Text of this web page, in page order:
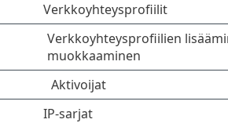
Verkkoyhteysprofiilit
Verkkoyhteysprofiilien
muokkaaminen
Aktivoijat
IP-sarjat